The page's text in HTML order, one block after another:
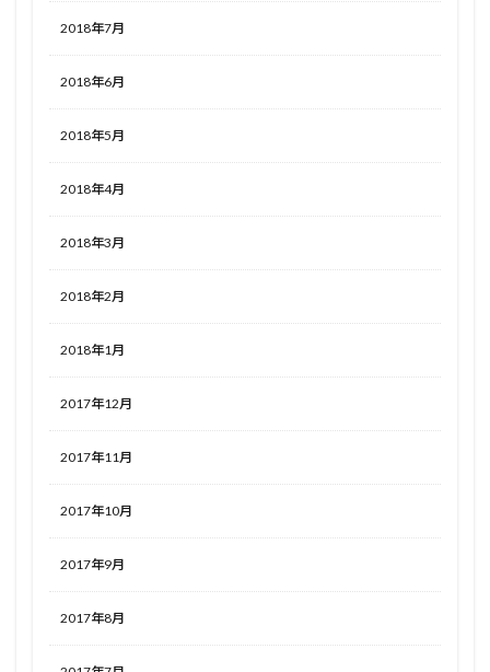
2018年7月
2018年6月
2018年5月
2018年4月
2018年3月
2018年2月
2018年1月
2017年12月
2017年11月
2017年10月
2017年9月
2017年8月